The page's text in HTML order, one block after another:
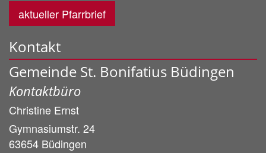
aktueller Pfarrbrief
Kontakt
Gemeinde St. Bonifatius Büdingen
Kontaktbüro
Christine Ernst
Gymnasiumstr. 24
63654 Büdingen